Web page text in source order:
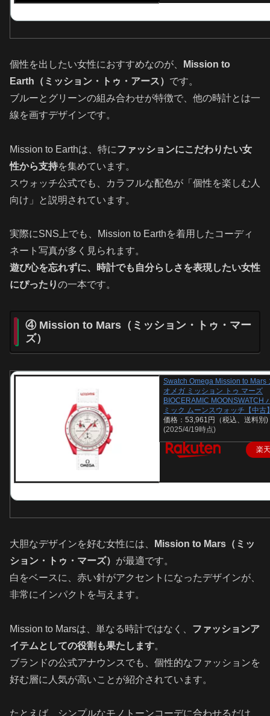
個性を出したい女性におすすめなのが、
Mission to
Earth（ミッション・トゥ・アース） です。
ブルーとグリーンの組み合わせが特徴で、他の時計とは一
線を画すデザインです。
Mission to Earthは、特にファッションにこだわりたい女
性から支持を集めています。
スウォッチ公式でも、カラフルな配色が「個性を楽しむ人
向け」と説明されています。
実際にSNS上でも、Mission to Earthを着用したコーディ
ネート写真が多く見られます。
遊び心を忘れずに、時計でも自分らしさを表現したい女性
にぴったりの一本です。
④ Mission to Mars（ミッション・トゥ・マー
ズ）
Swatch Omega Mission to Mars
オメガ ミッション トゥ マーズ
BIOCERAMIC MOONSWATCH
ミック ムーンスウォッチ【中古
価格：53,961円（税込、送料別)
(2025/4/19時点)
楽
大胆なデザインを好む女性には、
Mission to Mars（ミッ
ション・トゥ・マーズ） が最適です。
白をベースに、赤い針がアクセントになったデザインが、
非常にインパクトを与えます。
Mission to Marsは、単なる時計ではなく、 ファッションア
イテムとしての役割も果たします。
ブランドの公式アナウンスでも、個性的なファッションを
好む層に人気が高いことが紹介されています。
たとえば、シンプルなモノトーンコーデに合わせるだけ